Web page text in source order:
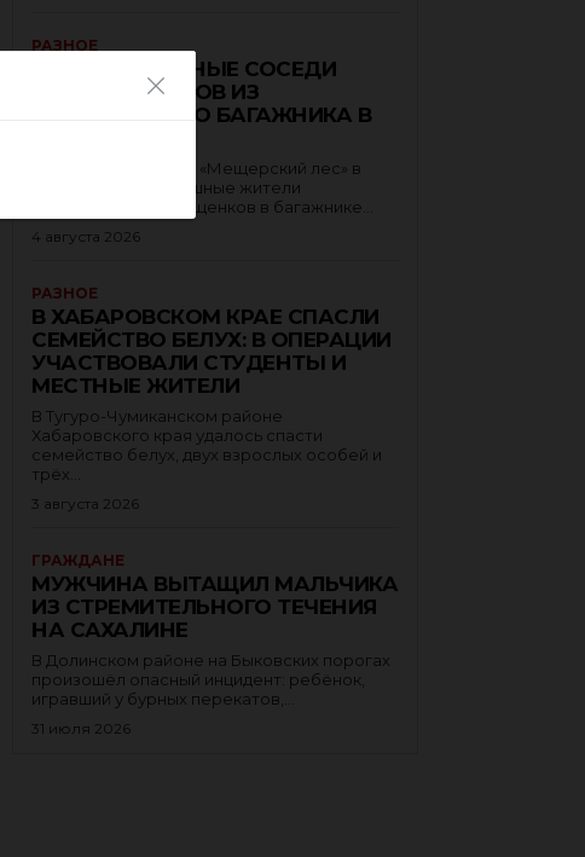
РАЗНОЕ
НЕРАВНОДУШНЫЕ СОСЕДИ
СПАСЛИ ЩЕНКОВ ИЗ
РАСКАЛЁННОГО БАГАЖНИКА В
В жилом комплексе «Мещерский лес» в
Москве неравнодушные жители
обнаружили шесть щенков в багажнике...
4 августа 2026
РАЗНОЕ
В ХАБАРОВСКОМ КРАЕ СПАСЛИ
СЕМЕЙСТВО БЕЛУХ: В ОПЕРАЦИИ
УЧАСТВОВАЛИ СТУДЕНТЫ И
МЕСТНЫЕ ЖИТЕЛИ
В Тугуро-Чумиканском районе
Хабаровского края удалось спасти
семейство белух, двух взрослых особей и
трёх...
3 августа 2026
ГРАЖДАНЕ
МУЖЧИНА ВЫТАЩИЛ МАЛЬЧИКА
ИЗ СТРЕМИТЕЛЬНОГО ТЕЧЕНИЯ
НА САХАЛИНЕ
В Долинском районе на Быковских порогах
произошёл опасный инцидент: ребёнок,
игравший у бурных перекатов,...
31 июля 2026